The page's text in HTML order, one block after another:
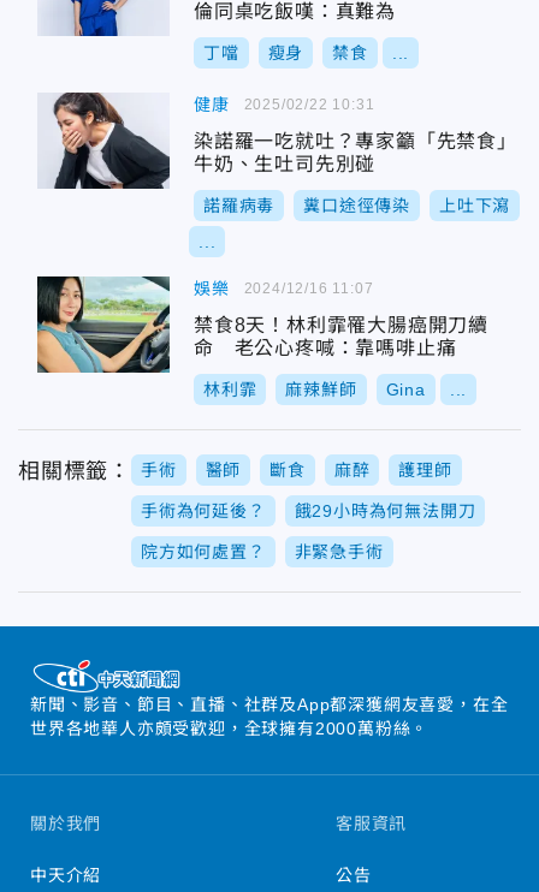
倫同桌吃飯嘆：真難為
丁噹 瘦身 禁食
健康
染諾羅一吃就吐？專家籲「先禁食」
牛奶、生吐司先別碰
諾羅病毒 糞口途徑傳染 上吐下瀉
2025/02/22 10:31
娛樂
禁食8天！林利霏罹大腸癌開刀續
命 老公心疼喊：靠嗎啡止痛
林利霏 麻辣鮮師 Gina
2024/12/16 11:07
相關標籤： 手術 醫師 斷食 麻醉 護理師
手術為何延後？ 餓29小時為何無法開刀
院方如何處置？ 非緊急手術
新聞、影音、節目、直播、社群及App都深獲網友喜愛，在全
世界各地華人亦頗受歡迎，全球擁有2000萬粉絲。
關於我們
中天介紹
客服資訊
公告